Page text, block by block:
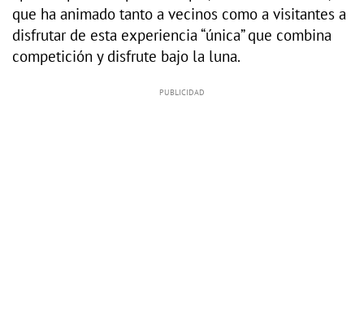
que ha animado tanto a vecinos como a visitantes a
disfrutar de esta experiencia “única” que combina
competición y disfrute bajo la luna.